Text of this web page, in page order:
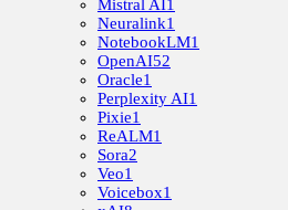
Mistral AI1
Neuralink1
NotebookLM1
OpenAI52
Oracle1
Perplexity AI1
Pixie1
ReALM1
Sora2
Veo1
Voicebox1